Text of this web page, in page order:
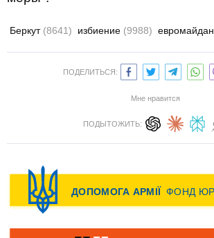
Беркут (8641) избиение (9988) евромайдан
ПОДЕЛИТЬСЯ:
Мне нравится
ПОДЫТОЖИТЬ: